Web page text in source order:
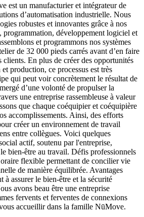
est un manufacturier et intégrateur de
d’automatisation industrielle. Nous
robustes et innovantes grâce à nos
programmation, développement logiciel et
et programmons nos systèmes
de 32 000 pieds carrés avant d’en faire
clients. En plus de créer des opportunités
production, ce processus est très
qui peut voir concrètement le résultat de
d’une volonté de propulser la
une entreprise rassembleuse à valeur
que chaque coéquipier et coéquipière
accomplissements. Ainsi, des efforts
créer un environnement de travail
entre collègues. Voici quelques
actif, soutenu par l'entreprise,
bien-être au travail. Défis professionnels
flexible permettant de concilier vie
de manière équilibrée. Avantages
à assurer le bien-être et la sécurité
avons beau être une entreprise
fervents et ferventes de connexions
accueillir dans la famille NūMove.